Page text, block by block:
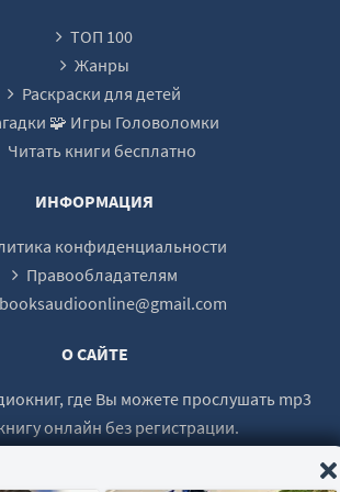
ТОП 100
Жанры
Раскраски для детей
🧩 Игры Головоломки
Читать книги бесплатно
ИНФОРМАЦИЯ
конфиденциальности
Правообладателям
О САЙТЕ
где Вы можете прослушать mp3
онлайн без регистрации.